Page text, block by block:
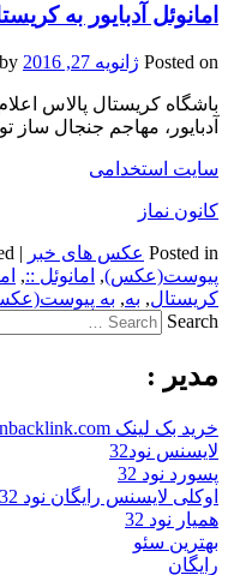
امانوئل آدبایور به
Posted on ژانویه 27, 2016
آدبایور، مهاجم جنجال
سایت استخدامی
کانون نماز
Posted in عکس های خبر |
پیوست(عکس), امانوئل ::,
کریستال, به, به
Search
مدیر :
خرید بک لینک behtarinbacklink.com
لایسنس نود32
پسورد نود 32
اوکلی لایسنس رایگان نود 32
همیار نود 32
بهترین سئو
رایگان